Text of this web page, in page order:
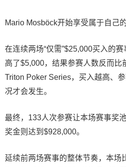
Mario Mosböck开始享受属于自己
在连续两场“仅需”$25,000买入的
高了$5,000，结果参赛人数反而比
Triton Poker Series，买入越高、
况才会发生。
最终，133人次参赛让本场赛事奖
奖金则达到$928,000。
延续前两场赛事的整体节奏，本场